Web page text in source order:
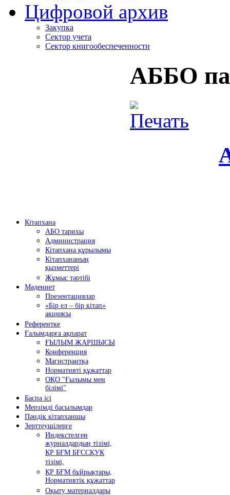
Цифровой архив
Закупка
Сектор учета
Сектор книгообеспеченности
АББО
Кітапхана
АБО тарихы
Администрация
Кітапхана құрылымы
Кітапхананың
қызметтері
Жұмыс тәртібі
Мәдениет
Презентациялар
«Бір ел – бір кітап»
акциясы
Референтке
Ғалымдарға ақпарат
ҒЫЛЫМ ЖАРШЫСЫ
Конференция
Магистрантқа
Нормативті құжаттар
ОҚО "Ғылымы мен
білімі"
Баспа ісі
Мерзімді басылымдар
Пәндік кітапханшы
Зерттеушілерге
Индекстелген
журналдардың тізімі,
ҚР БҒМ БҒССҚУК
тізімі,
ҚР БҒМ бұйрықтары,
Нормативтік құжаттар
Оқыту материалдары